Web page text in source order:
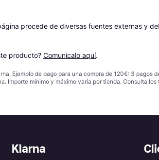
procede de diversas fuentes externas y
producto? Comunícalo aquí.
Ejemplo de pago para una compra de 120€: 3
Importe mínimo y máximo varía por tienda. Consulta
Klarna